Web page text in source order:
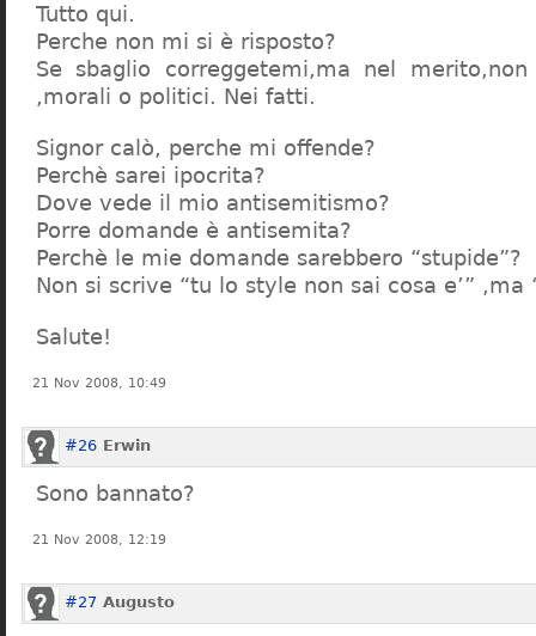
Tutto qui.
Perche non mi si è risposto?
Se sbaglio correggetemi,ma nel
,morali o politici. Nei fatti.
Signor calò, perche mi offende?
Perchè sarei ipocrita?
Dove vede il mio antisemitismo?
Porre domande è antisemita?
Perchè le mie domande sarebbero “stupide”?
Non si scrive “tu lo style non sai cosa e’” ,ma
Salute!
21 Nov 2008, 10:49
#26 Erwin
Sono bannato?
21 Nov 2008, 12:19
#27 Augusto